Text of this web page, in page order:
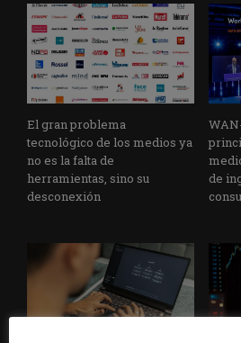
El gran problema
tecnológico de los medios ya
no es la falta de
herramientas, sino su
desconexión
de